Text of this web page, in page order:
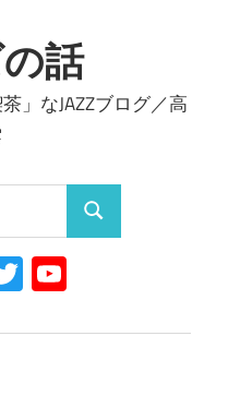
話
」なJAZZブログ／高
検
Twitter